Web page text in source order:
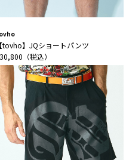
【tovho】JQショートパンツ
（税込）